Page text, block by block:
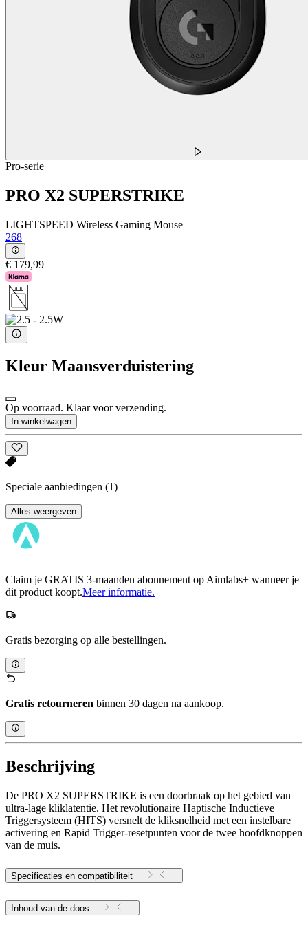
Pro-serie
PRO X2 SUPERSTRIKE
LIGHTSPEED Wireless Gaming Mouse
268
€ 179,99
Kleur Maansverduistering
Op voorraad. Klaar voor verzending.
In winkelwagen
Speciale aanbiedingen (1)
Alles weergeven
Claim je GRATIS 3-maanden abonnement op Aimlabs+ wanneer je
dit product koopt.Meer informatie.
Gratis bezorging op alle bestellingen.
Gratis retourneren binnen 30 dagen na aankoop.
Beschrijving
De PRO X2 SUPERSTRIKE is een doorbraak op het gebied van
ultra-lage kliklatentie. Het revolutionaire Haptische Inductieve
Triggersysteem (HITS) versnelt de kliksnelheid met een instelbare
activering en Rapid Trigger-resetpunten voor de twee hoofdknoppen
van de muis.
Specificaties en compatibiliteit
Inhoud van de doos